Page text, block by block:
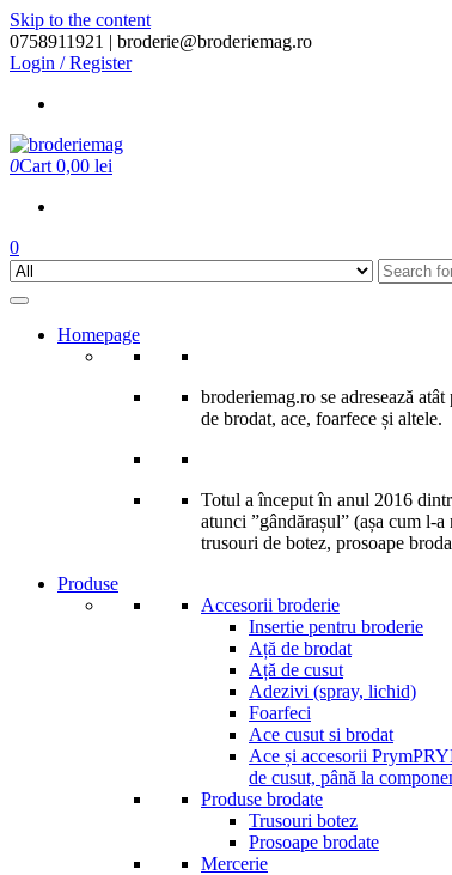
Skip to the content
0758911921 | broderie@broderiemag.ro
Login / Register
0Cart 0,00 lei
0
Homepage
broderiemag.ro se adresează
de brodat, ace, foarfece și altele.
Totul a început în anul 2016
atunci ”gândărașul” (așa cum l-
trusouri de botez, prosoape
Produse
Accesorii broderie
Insertie pentru broderie
Ață de brodat
Ață de cusut
Adezivi (spray, lichid)
Foarfeci
Ace cusut si brodat
Ace și accesorii Prym
de cusut, până la
Produse brodate
Trusouri botez
Prosoape brodate
Mercerie